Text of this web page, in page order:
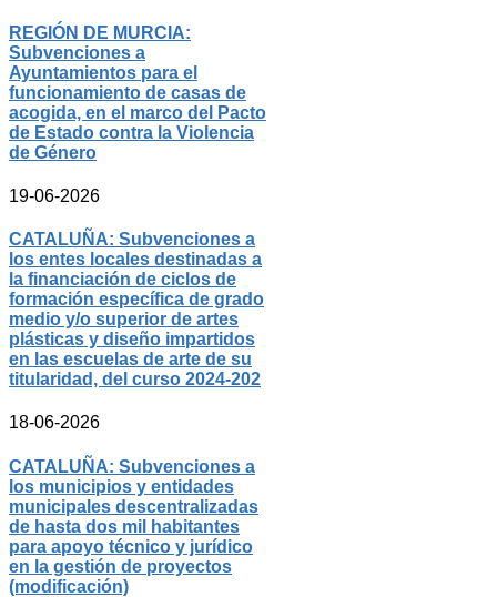
REGIÓN DE MURCIA:
Subvenciones a
Ayuntamientos para el
funcionamiento de casas de
acogida, en el marco del Pacto
de Estado contra la Violencia
de Género
19-06-2026
CATALUÑA: Subvenciones a
los entes locales destinadas a
la financiación de ciclos de
formación específica de grado
medio y/o superior de artes
plásticas y diseño impartidos
en las escuelas de arte de su
titularidad, del curso 2024-202
18-06-2026
CATALUÑA: Subvenciones a
los municipios y entidades
municipales descentralizadas
de hasta dos mil habitantes
para apoyo técnico y jurídico
en la gestión de proyectos
(modificación)